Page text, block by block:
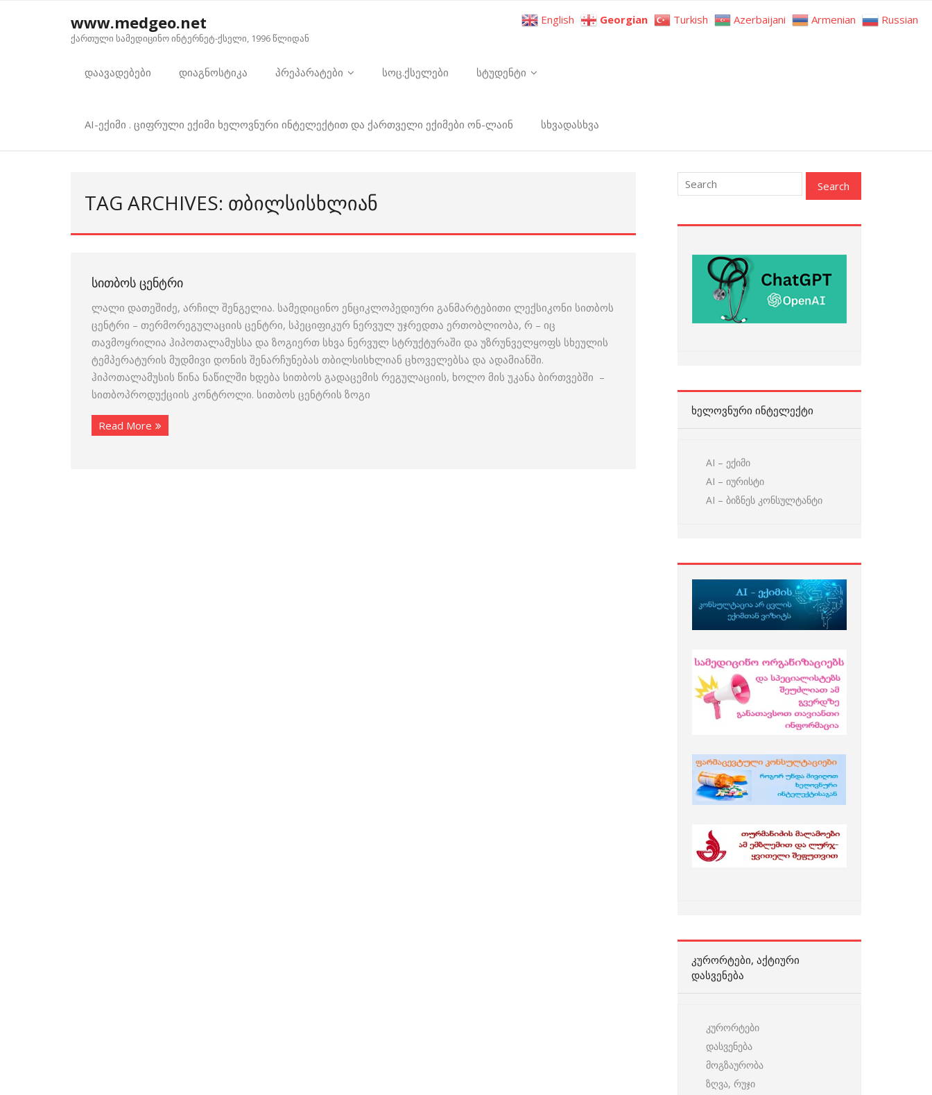
www.medgeo.net
ქართული სამედიცინო ინტერნეტ-ქსელი, 1996 წლიდან
დაავადებები დიაგნოსტიკა პრეპარატები სოც.ქსელები სტუდენტი
AI-ექიმი . ციფრული ექიმი ხელოვნური ინტელექტით და ქართველი ექიმები ონ-ლაინ სხვადასხვა
TAG ARCHIVES: ᲗᲑᲘᲚᲡᲘᲡᲮᲚᲘᲐᲜ
ᲡᲘᲗᲑᲝᲡ ᲪᲔᲜᲢᲠᲘ
ლალი დათეშიძე, არჩილ შენგელია. სამედიცინო ენციკლოპედიური განმარტებითი ლექსიკონი სითბოს
ცენტრი – თერმორეგულაციის ცენტრი, სპეციფიკურ ნერვულ უჯრედთა ერთობლიობა, რ – იც
თავმოყრილია ჰიპოთალამუსსა და ზოგიერთ სხვა ნერვულ სტრუქტურაში და უზრუნველყოფს სხეულის
ტემპერატურის მუდმივი დონის შენარჩუნებას თბილსისხლიან ცხოველებსა და ადამიანში.
ჰიპოთალამუსის წინა ნაწილში ხდება სითბოს გადაცემის რეგულაციის, ხოლო მის უკანა ბირთვებში –
სითბოპროდუქციის კონტროლი. სითბოს ცენტრის ზოგი
Read More
ᲮᲔᲚᲝᲕᲜᲣᲠᲘ ᲘᲜᲢᲔᲚᲔᲥᲢᲘ
AI – ექიმი
AI – იურისტი
AI – ბიზნეს კონსულტანტი
ᲙᲣᲠᲝᲠᲢᲔᲑᲘ, ᲐᲥᲢᲘᲣᲠᲘ
ᲓᲐᲡᲕᲔᲜᲔᲑᲐ
კურორტები
დასვენება
მოგზაურობა
ზღვა, რუჯი
English Georgian Turkish Azerbaijani Armenian Russian